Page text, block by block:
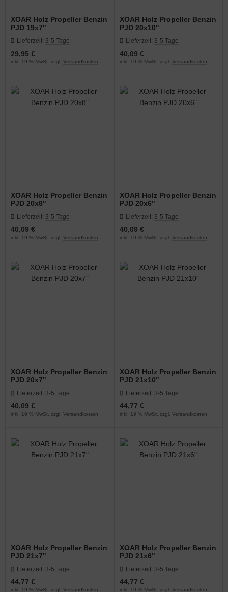
XOAR Holz Propeller Benzin
PJD 19x7"
Lieferzeit: 3-5 Tage
29,95 €
inkl. 19 % MwSt. zzgl. Versandkosten
XOAR Holz Propeller Benzin
PJD 20x10"
Lieferzeit: 3-5 Tage
40,09 €
inkl. 19 % MwSt. zzgl. Versandkosten
XOAR Holz Propeller Benzin
PJD 20x8"
Lieferzeit: 3-5 Tage
40,09 €
inkl. 19 % MwSt. zzgl. Versandkosten
XOAR Holz Propeller Benzin
PJD 20x6"
Lieferzeit: 3-5 Tage
40,09 €
inkl. 19 % MwSt. zzgl. Versandkosten
XOAR Holz Propeller Benzin
PJD 20x7"
Lieferzeit: 3-5 Tage
40,09 €
inkl. 19 % MwSt. zzgl. Versandkosten
XOAR Holz Propeller Benzin
PJD 21x10"
Lieferzeit: 3-5 Tage
44,77 €
inkl. 19 % MwSt. zzgl. Versandkosten
XOAR Holz Propeller Benzin
PJD 21x7"
Lieferzeit: 3-5 Tage
44,77 €
inkl. 19 % MwSt. zzgl. Versandkosten
XOAR Holz Propeller Benzin
PJD 21x6"
Lieferzeit: 3-5 Tage
44,77 €
inkl. 19 % MwSt. zzgl. Versandkosten